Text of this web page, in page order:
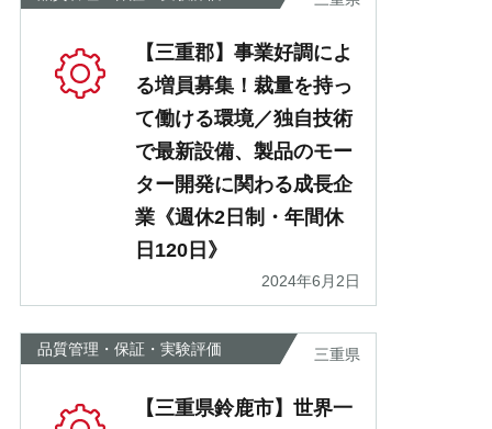
【三重郡】事業好調によ
る増員募集！裁量を持っ
て働ける環境／独自技術
で最新設備、製品のモー
ター開発に関わる成長企
業《週休2日制・年間休
日120日》
2024年6月2日
品質管理・保証・実験評価 三重県
【三重県鈴鹿市】世界一